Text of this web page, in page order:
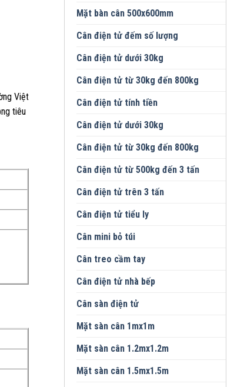
Việt
tiêu
Mặt bàn cân 500x600mm
Cân điện tử đếm số lượng
Cân điện tử dưới 30kg
Cân điện tử từ 30kg đến 800kg
Cân điện tử tính tiền
Cân điện tử dưới 30kg
Cân điện tử từ 30kg đến 800kg
Cân điện tử từ 500kg đến 3 tấn
Cân điện tử trên 3 tấn
Cân điện tử tiểu ly
Cân mini bỏ túi
Cân treo cầm tay
Cân điện tử nhà bếp
Cân sàn điện tử
Mặt sàn cân 1mx1m
Mặt sàn cân 1.2mx1.2m
Mặt sàn cân 1.5mx1.5m